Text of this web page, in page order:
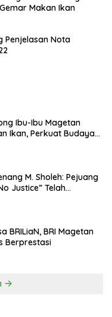
Makan Ikan
Penjelasan Nota
Ibu-Ibu Magetan
Ikan, Perkuat Budaya
M. Sholeh: Pejuang
Justice” Telah
BRILiaN, BRI Magetan
Berprestasi